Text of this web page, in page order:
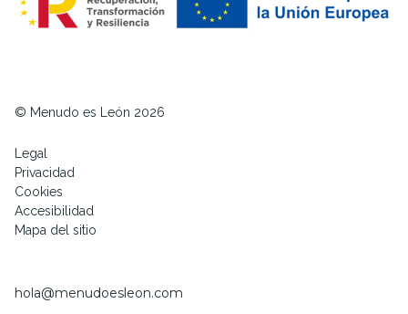
© Menudo es León 2026
Legal
Privacidad
Cookies
Accesibilidad
Mapa del sitio
hola@menudoesleon.com